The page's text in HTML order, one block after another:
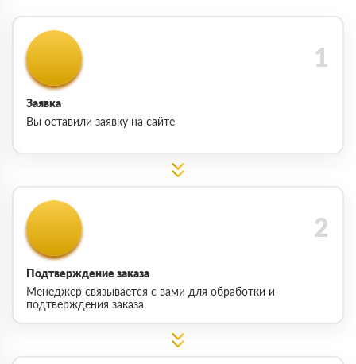
Заявка
Вы оставили заявку на сайте
Подтверждение заказа
Менеджер связывается с вами для обработки и
подтверждения заказа